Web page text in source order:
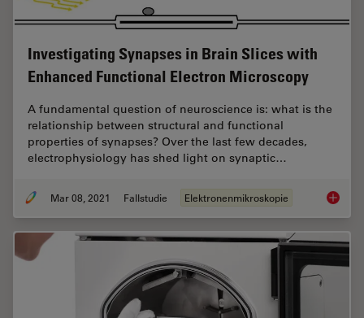
Investigating Synapses in Brain Slices with
Enhanced Functional Electron Microscopy
A fundamental question of neuroscience is: what is the
relationship between structural and functional
properties of synapses? Over the last few decades,
electrophysiology has shed light on synaptic…
Mar 08, 2021 Fallstudie Elektronenmikroskopie